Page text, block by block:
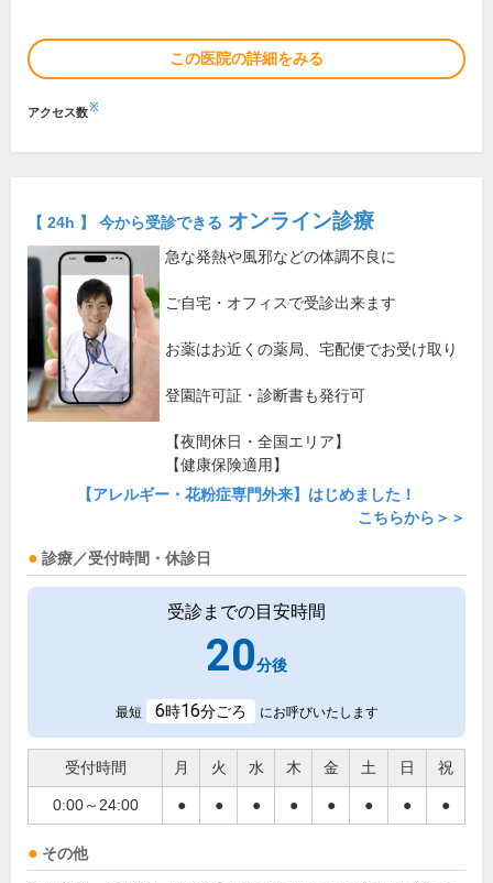
この医院の詳細をみる
アクセス数※
【 24h 】 今から受診できる オンライン診療
急な発熱や風邪などの体調不良に
ご自宅・オフィスで受診出来ます
お薬はお近くの薬局、宅配便でお受け取り
登園許可証・診断書も発行可
【夜間休日・全国エリア】
【健康保険適用】
【アレルギー・花粉症専門外来】はじめました！
こちらから＞＞
診療／受付時間・休診日
受診までの目安時間
20分後
最短 6時16分ごろ にお呼びいたします
受付時間 月 火 水 木 金 土 日 祝
0:00～24:00 ● ● ● ● ● ● ● ●
その他